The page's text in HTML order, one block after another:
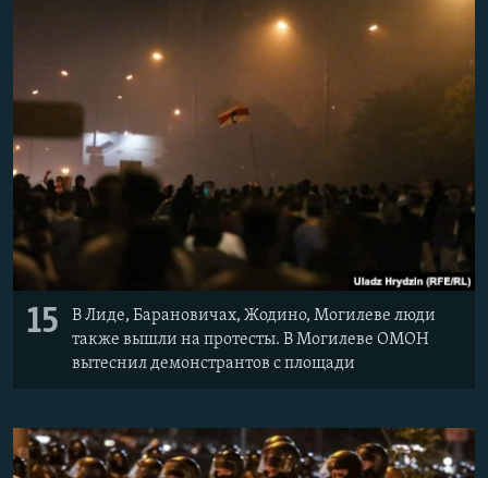
15
В Лиде, Барановичах, Жодино, Могилеве люди
также вышли на протесты. В Могилеве ОМОН
вытеснил демонстрантов с площади